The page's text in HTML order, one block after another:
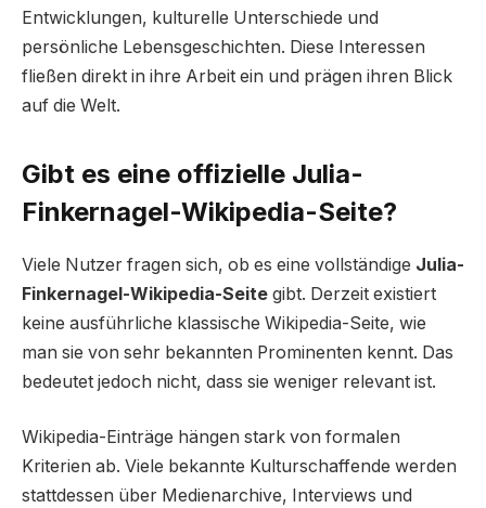
Entwicklungen, kulturelle Unterschiede und
persönliche Lebensgeschichten. Diese Interessen
fließen direkt in ihre Arbeit ein und prägen ihren Blick
auf die Welt.
Gibt es eine offizielle Julia-
Finkernagel-Wikipedia-Seite?
Viele Nutzer fragen sich, ob es eine vollständige Julia-
Finkernagel-Wikipedia-Seite gibt. Derzeit existiert
keine ausführliche klassische Wikipedia-Seite, wie
man sie von sehr bekannten Prominenten kennt. Das
bedeutet jedoch nicht, dass sie weniger relevant ist.
Wikipedia-Einträge hängen stark von formalen
Kriterien ab. Viele bekannte Kulturschaffende werden
stattdessen über Medienarchive, Interviews und